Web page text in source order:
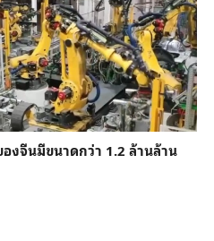
จีนมีขนาดกว่า 1.2 ล้านล้าน